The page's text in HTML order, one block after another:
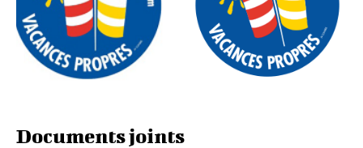
Documents joints